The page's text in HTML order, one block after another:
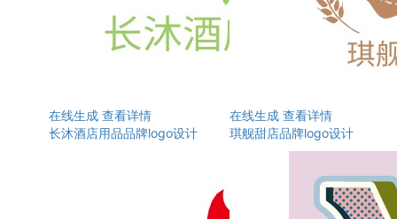
在线生成 查看详情
长沐酒店用品品牌logo设计
在线生成 查看详情
琪舰甜店品牌logo设计